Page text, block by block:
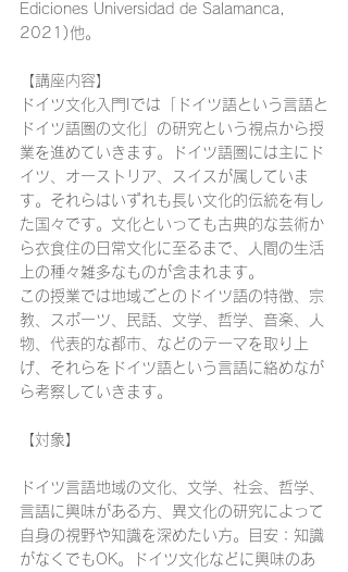
Ediciones Universidad de Salamanca,
2021)他。
【講座内容】
ドイツ文化入門Iでは「ドイツ語という言語と
ドイツ語圏の文化」の研究という視点から授
業を進めていきます。ドイツ語圏には主にド
イツ、オーストリア、スイスが属していま
す。それらはいずれも長い文化的伝統を有し
た国々です。文化といっても古典的な芸術か
ら衣食住の日常文化に至るまで、人間の生活
上の種々雑多なものが含まれます。
この授業では地域ごとのドイツ語の特徴、宗
教、スポーツ、民話、文学、哲学、音楽、人
物、代表的な都市、などのテーマを取り上
げ、それらをドイツ語という言語に絡めなが
ら考察していきます。
【対象】
ドイツ言語地域の文化、文学、社会、哲学、
言語に興味がある方、異文化の研究によって
自身の視野や知識を深めたい方。目安：知識
がなくでもOK。ドイツ文化などに興味のあ